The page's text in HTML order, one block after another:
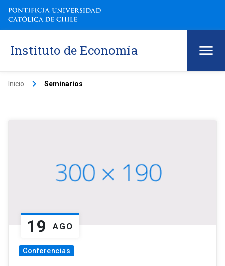
Instituto de Economía
Inicio keyboard_arrow_right Seminarios
19 AGO
Conferencias